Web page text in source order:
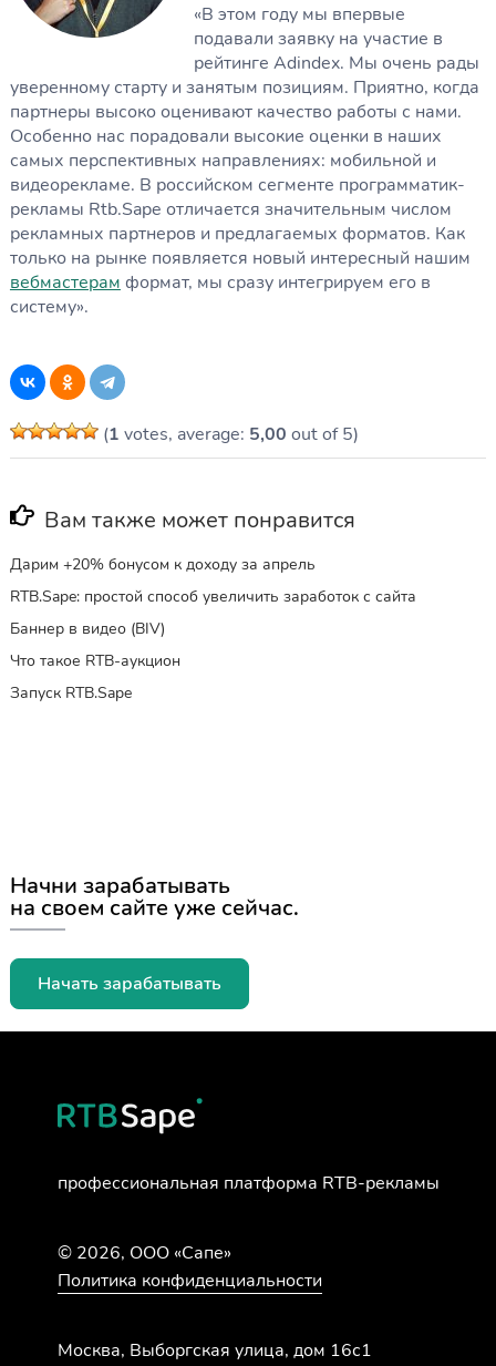
«В этом году мы впервые
подавали заявку на участие в
рейтинге Adindex. Мы очень рады
уверенному старту и занятым позициям. Приятно, когда
партнеры высоко оценивают качество работы с нами.
Особенно нас порадовали высокие оценки в наших
самых перспективных направлениях: мобильной и
видеорекламе. В российском сегменте программатик-
рекламы Rtb.Sape отличается значительным числом
рекламных партнеров и предлагаемых форматов. Как
только на рынке появляется новый интересный нашим
вебмастерам формат, мы сразу интегрируем его в
систему».
(1 votes, average: 5,00 out of 5)
Вам также может понравится
Дарим +20% бонусом к доходу за апрель
RTB.Sape: простой способ увеличить заработок с сайта
Баннер в видео (BIV)
Что такое RTB-аукцион
Запуск RTB.Sape
Начни зарабатывать
на своем сайте уже сейчас.
Начать зарабатывать
профессиональная платформа RTB-рекламы
© 2026, ООО «Сапе»
Политика конфиденциальности
Москва, Выборгская улица, дом 16с1